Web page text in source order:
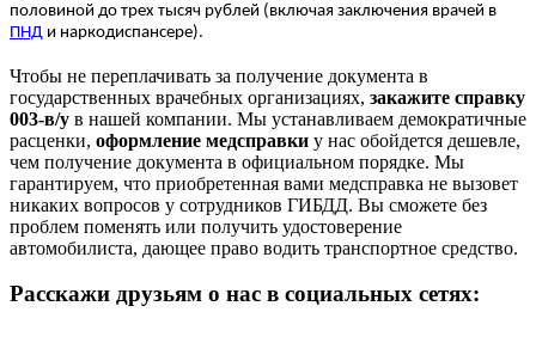
половиной до трех тысяч рублей (включая заключения врачей в
ПНД и наркодиспансере).
Чтобы не переплачивать за получение документа в
государственных врачебных организациях, закажите справку
003-в/у в нашей компании. Мы устанавливаем демократичные
расценки, оформление медсправки у нас обойдется дешевле,
чем получение документа в официальном порядке. Мы
гарантируем, что приобретенная вами медсправка не вызовет
никаких вопросов у сотрудников ГИБДД. Вы сможете без
проблем поменять или получить удостоверение
автомобилиста, дающее право водить транспортное средство.
Расскажи друзьям о нас в социальных сетях: